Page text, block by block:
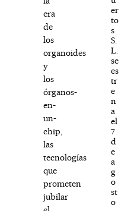
era
de
los
organoides
y
los
órganos-
en-
un-
chip,
las
tecnologías
que
prometen
jubilar
er
to
s
S.
L.
se
es
tr
e
n
a
el
7
d
e
a
g
o
st
o